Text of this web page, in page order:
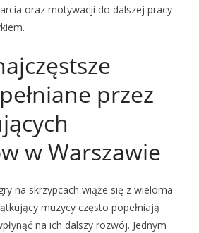
oraz motywacji do dalszej pracy
przez
w Warszawie
na skrzypcach wiąże się z wieloma
muzycy często popełniają
na ich dalszy rozwój. Jednym